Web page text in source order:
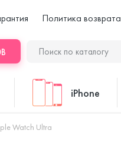
Политика возврата
iPhone
Watch Ultra